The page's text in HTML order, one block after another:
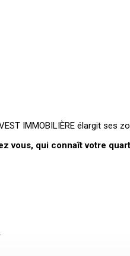
IMMOBILIÈRE élargit ses
vous, qui connaît votre